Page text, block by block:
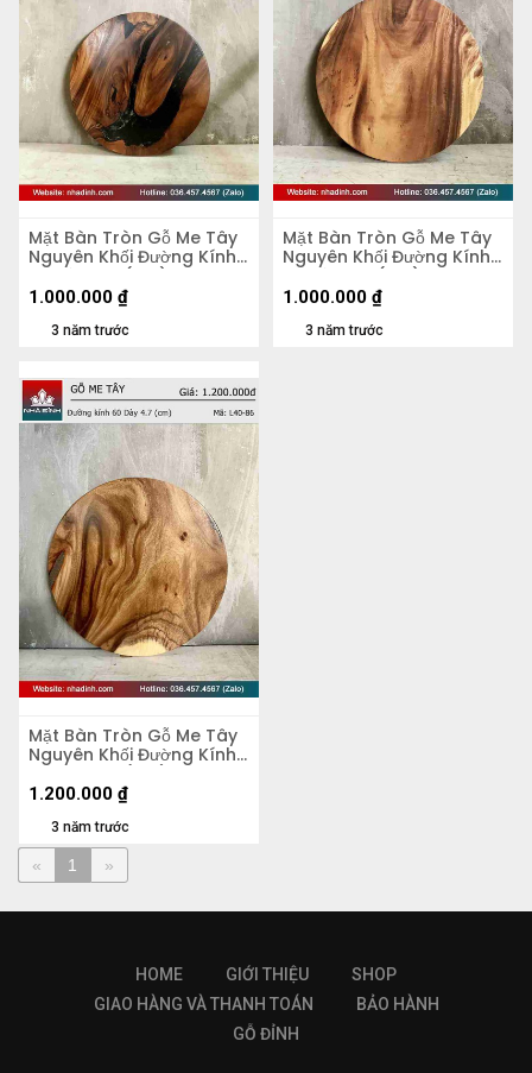
Mặt Bàn Tròn Gỗ Me Tây
Nguyên Khối Đường Kính
58 Dày 4,2 (cm)
3 năm trước
1.000.000 ₫
Mặt Bàn Tròn Gỗ Me Tây
Nguyên Khối Đường Kính
58 Dày 5,5 (cm)
3 năm trước
1.000.000 ₫
Mặt Bàn Tròn Gỗ Me Tây
Nguyên Khối Đường Kính
60 Dày 4.5 (cm)
3 năm trước
1.200.000 ₫
« 1 »
HOME GIỚI THIỆU
SHOP
GIAO HÀNG VÀ THANH TOÁN
BẢO HÀNH
GỖ ĐỈNH